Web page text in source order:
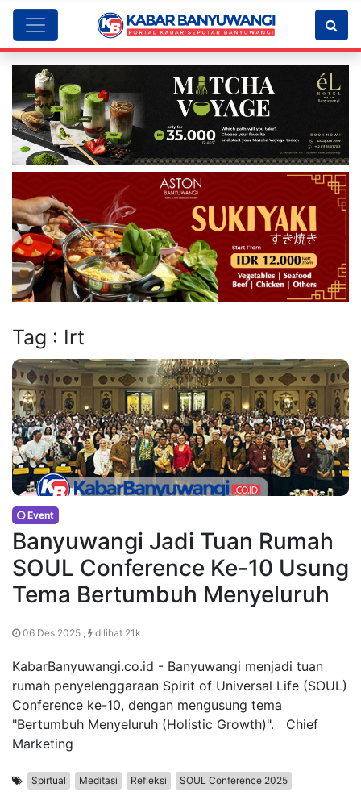
Tag : Irt
Event
Banyuwangi Jadi Tuan Rumah
SOUL Conference Ke-10 Usung
Tema Bertumbuh Menyeluruh
06 Des 2025 , dilihat 21k
KabarBanyuwangi.co.id - Banyuwangi menjadi tuan
rumah penyelenggaraan Spirit of Universal Life (SOUL)
Conference ke-10, dengan mengusung tema
"Bertumbuh Menyeluruh (Holistic Growth)". Chief
Marketing
Spirtual Meditasi Refleksi
SOUL Conference 2025